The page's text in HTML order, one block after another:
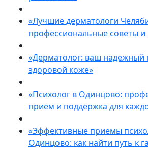
«Лучшие дерматологи
профессиональные советы
«Дерматолог: ваш надежный
здоровой коже»
«Психолог в Одинцово:
прием и поддержка для
«Эффективные приемы
Одинцово: как найти путь к